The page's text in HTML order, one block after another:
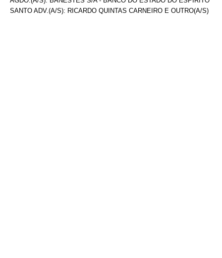
SANTO ADV.(A/S): RICARDO QUINTAS CARNEIRO E OUTRO(A/S)